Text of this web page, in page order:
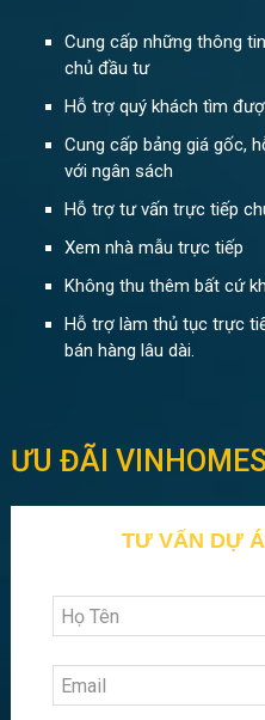
Cung cấp những thông
chủ đầu tư
Hỗ trợ quý khách tìm
Cung cấp bảng giá gốc,
với ngân sách
Hỗ trợ tư vấn trực tiếp
Xem nhà mẫu trực tiếp
Không thu thêm bất cứ
Hỗ trợ làm thủ tục trực
bán hàng lâu dài.
ƯU ĐÃI
TƯ VẤN DỰ